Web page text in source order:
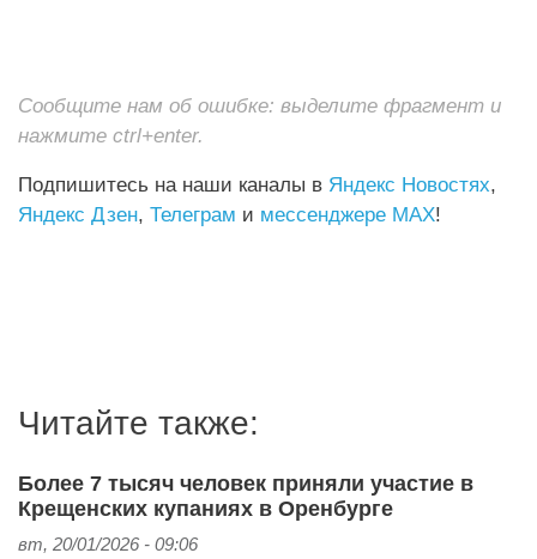
Сообщите нам об ошибке: выделите фрагмент и
нажмите ctrl+enter.
Подпишитесь на наши каналы в Яндекс Новостях,
Яндекс Дзен, Телеграм и мессенджере MAX!
Читайте также:
Более 7 тысяч человек приняли участие в
Крещенских купаниях в Оренбурге
вт, 20/01/2026 - 09:06